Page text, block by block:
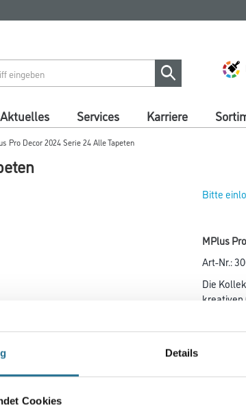
Details
Cookies
Aktuelles Services Karriere
Pro Decor 2024 Serie 24 Alle Tapeten
Bitte
MPlus
Art-Nr.:
Die
kreativen